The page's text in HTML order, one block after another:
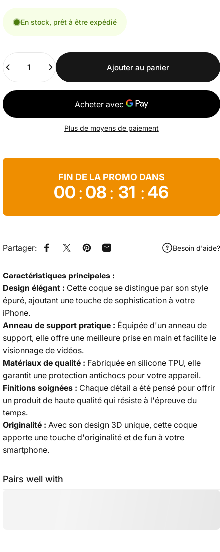
En stock, prêt à être expédié
Quantité
Ajouter au panier
Plus de moyens de paiement
FIN DE LA PROMO DANS
00:08: 31 :44
Partager: Partager sur Facebook
Tweeter sur Twitter
Épingler sur Pinterest
Partager par EmailBesoin d'aide?
Caractéristiques principales :
Design élégant : Cette coque se distingue par son style
épuré, ajoutant une touche de sophistication à votre
iPhone.
Anneau de support pratique : Équipée d'un anneau de
support, elle offre une meilleure prise en main et facilite le
visionnage de vidéos.
Matériaux de qualité : Fabriquée en silicone TPU, elle
garantit une protection antichocs pour votre appareil.
Finitions soignées : Chaque détail a été pensé pour offrir
un produit de haute qualité qui résiste à l'épreuve du
temps.
Originalité : Avec son design 3D unique, cette coque
apporte une touche d'originalité et de fun à votre
smartphone.
Pairs well with